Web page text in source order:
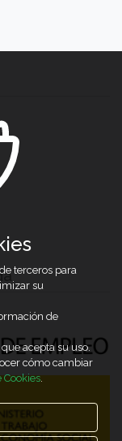
terceros para
su
de
acepta su uso.
cómo cambiar
Cookies.